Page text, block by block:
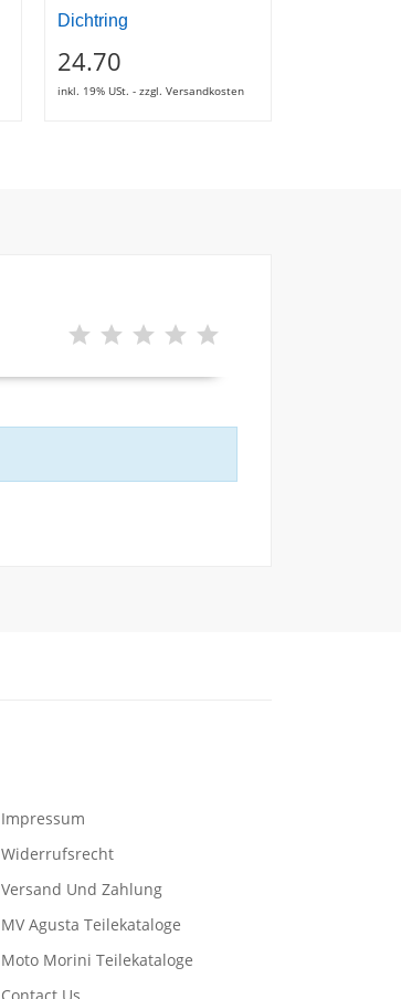
Dichtring
24.70
inkl. 19% USt. - zzgl. Versandkosten
Impressum
Widerrufsrecht
Versand Und Zahlung
MV Agusta Teilekataloge
Moto Morini Teilekataloge